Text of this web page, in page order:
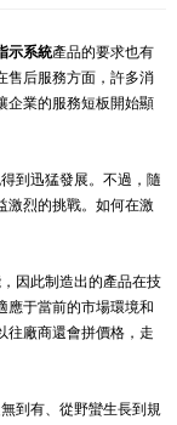
示系統產品的要求也有
售后服務方面，許多消
企業的服務短板開始顯
到迅猛發展。不過，隨
激烈的挑戰。如何在激
因此制造出的產品在技
應于當前的市場環境和
往廠商還會拼價格，走
到有、從野蠻生長到規